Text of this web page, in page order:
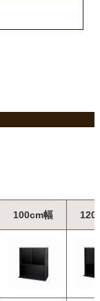
100cm幅